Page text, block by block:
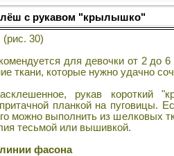
с рукавом "крылышко"
(рис. 30)
для девочки от 2 до
ткани, которые нужно удачно
рукав короткий
планкой на пуговицы.
можно выполнить из шелковых
тесьмой или вышивкой.
фасона